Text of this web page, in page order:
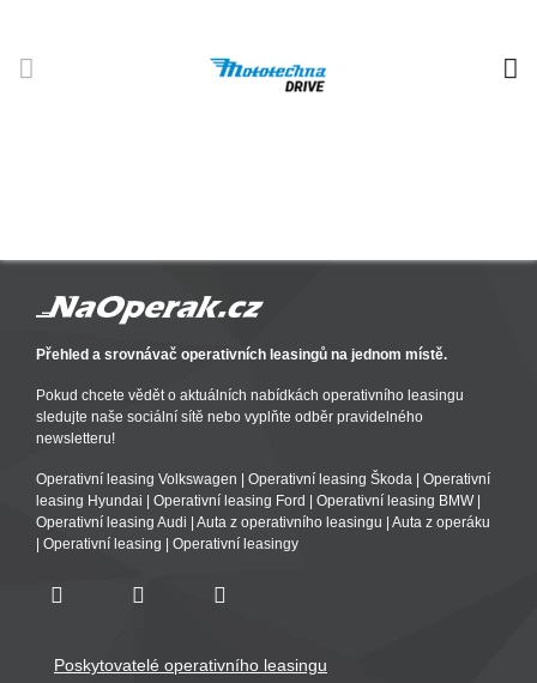
Přehled a srovnávač operativních leasingů na jednom místě.
Pokud chcete vědět o aktuálních nabídkách operativního leasingu
sledujte naše sociální sítě nebo vyplňte odběr pravidelného
newsletteru!
Operativní leasing Volkswagen Operativní leasing Škoda
Operativní
leasing Hyundai
Operativní leasing Ford Operativní leasing BMW|
Operativní leasing Audi
Auta z operativního leasingu
Auta z operáku
Operativní leasing Operativní leasingy
Poskytovatelé operativního leasingu